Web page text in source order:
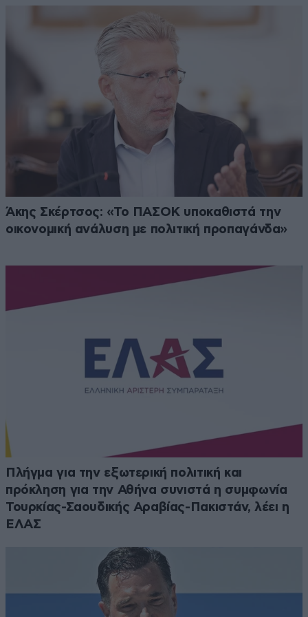
Άκης Σκέρτσος: «Το ΠΑΣΟΚ υποκαθιστά την
οικονομική ανάλυση με πολιτική προπαγάνδα»
Πλήγμα για την εξωτερική πολιτική και
πρόκληση για την Αθήνα συνιστά η συμφωνία
Τουρκίας-Σαουδικής Αραβίας-Πακιστάν, λέει η
ΕΛΑΣ